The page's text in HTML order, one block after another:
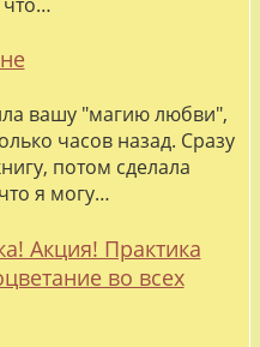
вашу "магию любви",
часов назад. Сразу
потом сделала
я могу…
Акция! Практика
во всех